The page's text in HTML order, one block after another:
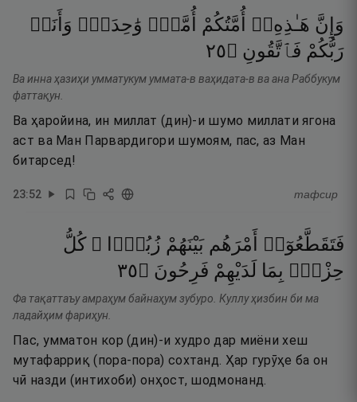
وَإِنَّ هَـٰذِهِۦٓ أُمَّتُكُمْ أُمَّةًۭ وَٰحِدَةًۭ وَأَنَا۠
رَبُّكُمْ فَٱتَّقُونِ ۝٥٢
Ва инна ҳазиҳи умматукум уммата-в ваҳидата-в ва ана Раббукум
фаттақун.
Ва ҳаройина, ин миллат (дин)-и шумо миллати ягона
аст ва Ман Парвардигори шумоям, пас, аз Ман
битарсед!
23:52 тафсир
فَتَقَطَّعُوٓا۟ أَمْرَهُم بَيْنَهُمْ زُبُرًۭا ۖ كُلُّ
حِزْبٍۭ بِمَا لَدَيْهِمْ فَرِحُونَ ۝٥٣
Фа тақаттаъу амраҳум байнаҳум зубуро. Куллу ҳизбин би ма
ладайҳим фариҳун.
Пас, умматон кор (дин)-и худро дар миёни хеш
мутафарриқ (пора-пора) сохтанд. Ҳар гурӯҳе ба он
чӣ назди (интихоби) онҳост, шодмонанд.